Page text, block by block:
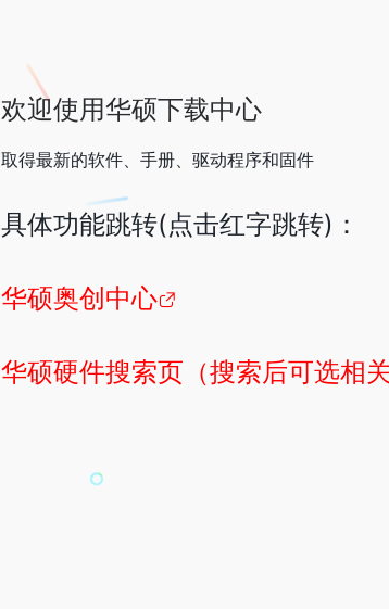
欢迎使用华硕下载中心
取得最新的软件、手册、驱动程序和固件
具体功能跳转(点击红字跳转)：
华硕奥创中心
华硕硬件搜索页（搜索后可选相